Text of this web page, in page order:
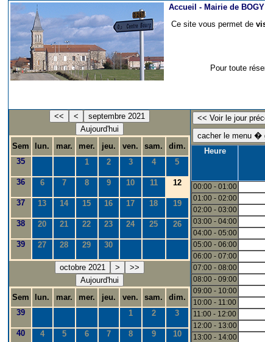
Accueil - Mairie de BOGY
Ce site vous permet de
Pour toute
<< <
septembre 2021
Aujourd'hui
Sem
lun. mar. mer. jeu. ven. sam.
dim.
35
1 2 3 4 5
36 6 7 8 9 10 11 12
37 13 14 15 16 17 18 19
38 20 21 22 23 24 25 26
39 27 28 29 30
octobre 2021 >
>>
Aujourd'hui
Sem
lun. mar. mer. jeu. ven. sam.
dim.
39
1 2 3
40 4 5 6 7 8 9 10
Heure
00:00 - 01:00
01:00 - 02:00
02:00 - 03:00
03:00 - 04:00
04:00 - 05:00
05:00 - 06:00
06:00 - 07:00
07:00 - 08:00
08:00 - 09:00
09:00 - 10:00
10:00 - 11:00
11:00 - 12:00
12:00 - 13:00
13:00 - 14:00